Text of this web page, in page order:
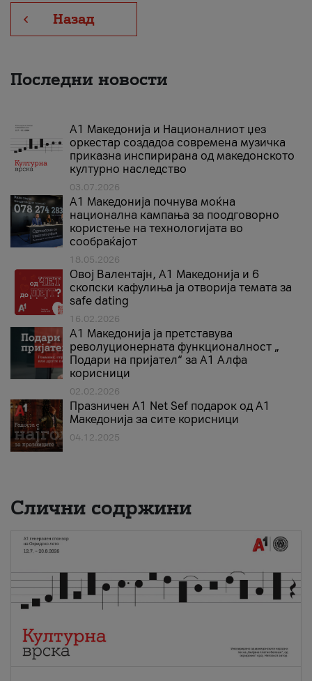
Назад
Последни новости
А1 Македонија и Националниот џез
оркестар создадоа современа музичка
приказна инспирирана од македонското
културно наследство
03.07.2026
A1 Македонија почнува моќна
национална кампања за поодговорно
користење на технологијата во
сообраќајот
18.05.2026
Овој Валентајн, A1 Македонија и 6
скопски кафулиња ја отворија темата за
safe dating
16.02.2026
А1 Македонија ја претставува
револуционерната функционалност „
Подари на пријател“ за А1 Алфа
корисници
02.02.2026
Празничен A1 Net Sеf подарок од А1
Македонија за сите корисници
04.12.2025
Слични содржини